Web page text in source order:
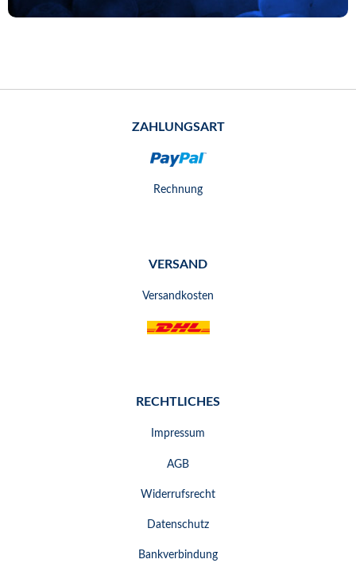
ZAHLUNGSART
Rechnung
VERSAND
Versandkosten
RECHTLICHES
Impressum
AGB
Widerrufsrecht
Datenschutz
Bankverbindung